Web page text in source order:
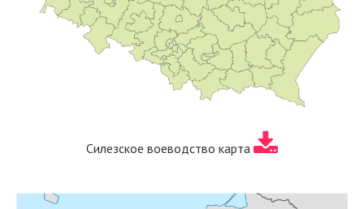
Силезское воеводство карта